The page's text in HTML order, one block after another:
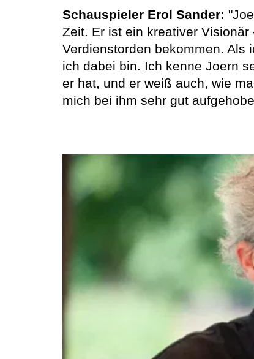
Schauspieler Erol Sander:
Zeit. Er ist ein kreativer
Verdienstorden bekommen. Als
ich dabei bin. Ich kenne Joern
er hat, und er weiß auch, wie
mich bei ihm sehr gut